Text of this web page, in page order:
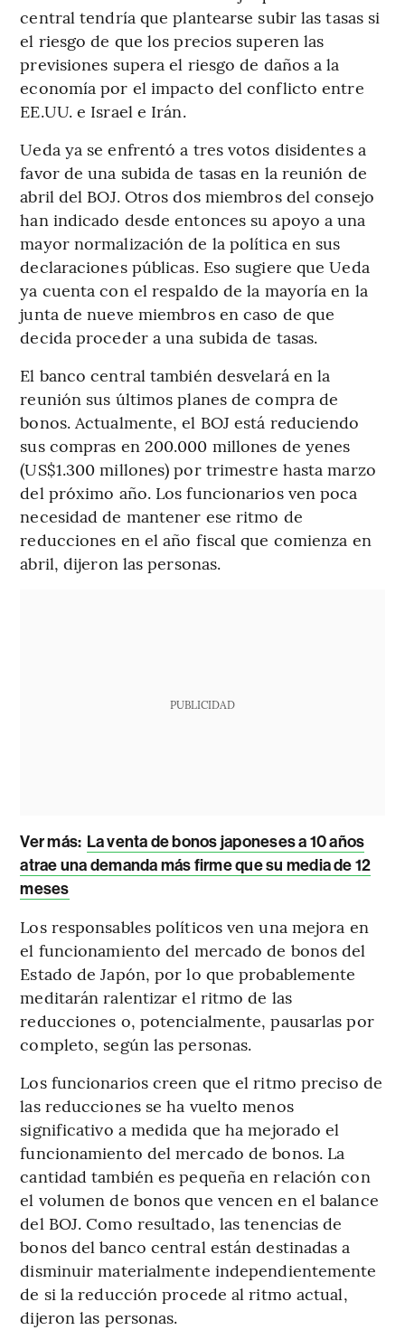
central tendría que plantearse subir las tasas si
el riesgo de que los precios superen las
previsiones supera el riesgo de daños a la
economía por el impacto del conflicto entre
EE.UU. e Israel e Irán.
Ueda ya se enfrentó a tres votos disidentes a
favor de una subida de tasas en la reunión de
abril del BOJ. Otros dos miembros del consejo
han indicado desde entonces su apoyo a una
mayor normalización de la política en sus
declaraciones públicas. Eso sugiere que Ueda
ya cuenta con el respaldo de la mayoría en la
junta de nueve miembros en caso de que
decida proceder a una subida de tasas.
El banco central también desvelará en la
reunión sus últimos planes de compra de
bonos. Actualmente, el BOJ está reduciendo
sus compras en 200.000 millones de yenes
(US$1.300 millones) por trimestre hasta marzo
del próximo año. Los funcionarios ven poca
necesidad de mantener ese ritmo de
reducciones en el año fiscal que comienza en
abril, dijeron las personas.
PUBLICIDAD
Ver más: La venta de bonos japoneses a 10 años
atrae una demanda más firme que su media de 12
meses
Los responsables políticos ven una mejora en
el funcionamiento del mercado de bonos del
Estado de Japón, por lo que probablemente
meditarán ralentizar el ritmo de las
reducciones o, potencialmente, pausarlas por
completo, según las personas.
Los funcionarios creen que el ritmo preciso de
las reducciones se ha vuelto menos
significativo a medida que ha mejorado el
funcionamiento del mercado de bonos. La
cantidad también es pequeña en relación con
el volumen de bonos que vencen en el balance
del BOJ. Como resultado, las tenencias de
bonos del banco central están destinadas a
disminuir materialmente independientemente
de si la reducción procede al ritmo actual,
dijeron las personas.